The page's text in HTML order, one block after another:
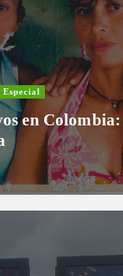
en